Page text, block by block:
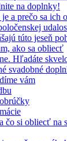
na doplnky!
a prečo sa ich
túto jeseň
ako sa obliecť
Hľadáte
svadobné
vám
čo si obliecť na